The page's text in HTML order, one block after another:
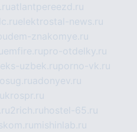
atlantpereezd.ru
elektrostal-news.ru
znakomye.ru
emfire.rupro-otdelky.ru
uzbek.ruporno-vk.ru
adonyev.ru
krospr.ru
2rich.ru hostel-65.ru
mishinlab.ru